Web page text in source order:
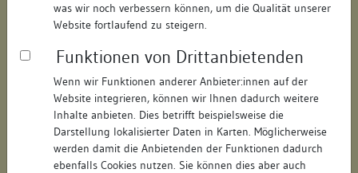
was wir noch verbessern können, um die Qualität unserer
Website fortlaufend zu steigern.
Funktionen von Drittanbietenden
Wenn wir Funktionen anderer Anbieter:innen auf der
Website integrieren, können wir Ihnen dadurch weitere
Inhalte anbieten. Dies betrifft beispielsweise die
Darstellung lokalisierter Daten in Karten. Möglicherweise
werden damit die Anbietenden der Funktionen dadurch
ebenfalls Cookies nutzen. Sie können dies aber auch
Straße: Rosgartenstraße
Hausnummer: 25
Postleitzahl: 78462
Stadt-Teilort: Konstanz
Regierungsbezirk: Freiburg